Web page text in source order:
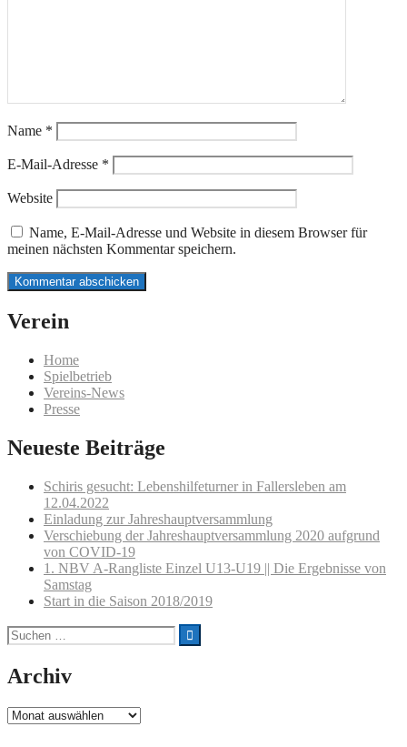
Name *
E-Mail-Adresse *
Website
Name, E-Mail-Adresse und Website in diesem Browser für
meinen nächsten Kommentar speichern.
Verein
Home
Spielbetrieb
Vereins-News
Presse
Neueste Beiträge
Schiris gesucht: Lebenshilfeturner in Fallersleben am
12.04.2022
Einladung zur Jahreshauptversammlung
Verschiebung der Jahreshauptversammlung 2020 aufgrund
von COVID-19
1. NBV A-Rangliste Einzel U13-U19 || Die Ergebnisse von
Samstag
Start in die Saison 2018/2019
Suchen
nach:
Archiv
Archiv